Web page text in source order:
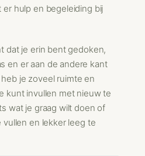
hulp en begeleiding bij
dat je erin bent gedoken,
en er aan de andere kant
je zoveel ruimte en
kunt invullen met nieuw te
wat je graag wilt doen of
en lekker leeg te